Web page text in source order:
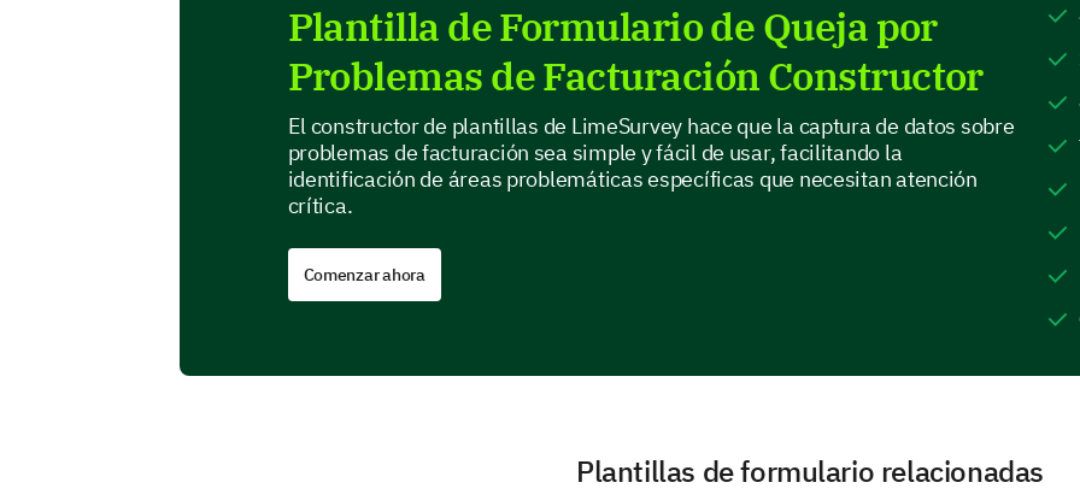
If you could add or change one feature on
why?
Plantilla de Formulario de Queja por
Problemas de Facturación Constructor
El constructor de plantillas de LimeSurvey hace que la captura de datos sobre
problemas de facturación sea simple y fácil de usar, facilitando la
identificación de áreas problemáticas específicas que necesitan atención
crítica.
Comenzar ahora
Plantillas de formulario relacionadas